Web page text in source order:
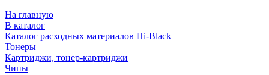
На главную
В каталог
Каталог расходных материалов Hi-Black
Тонеры
Картриджи, тонер-картриджи
Чипы